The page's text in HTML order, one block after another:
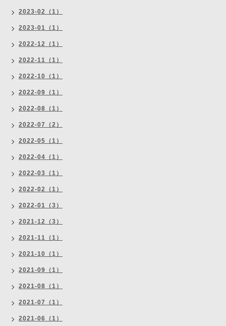
2023-02（1）
2023-01（1）
2022-12（1）
2022-11（1）
2022-10（1）
2022-09（1）
2022-08（1）
2022-07（2）
2022-05（1）
2022-04（1）
2022-03（1）
2022-02（1）
2022-01（3）
2021-12（3）
2021-11（1）
2021-10（1）
2021-09（1）
2021-08（1）
2021-07（1）
2021-06（1）